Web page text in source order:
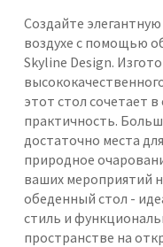
Создайте
воздухе с помощью
Skyline Design.
этот стол сочетает
практичность.
достаточно места
природное
ваших мероприятий
обеденный стол -
стиль и
пространстве на